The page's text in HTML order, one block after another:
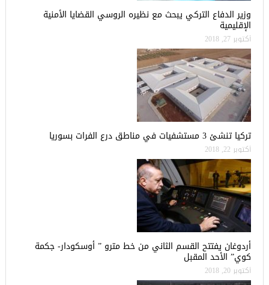
وزير الدفاع التركي يبحث مع نظيره الروسي القضايا الأمنية
الإقليمية
أكتوبر 27, 2018
تركيا تنشئ 3 مستشفيات في مناطق درع الفرات بسوريا
أكتوبر 22, 2018
أردوغان يفتتح القسم الثاني من خط مترو ” أوسكودار- جكمة
كوي” الأحد المقبل
أكتوبر 20, 2018